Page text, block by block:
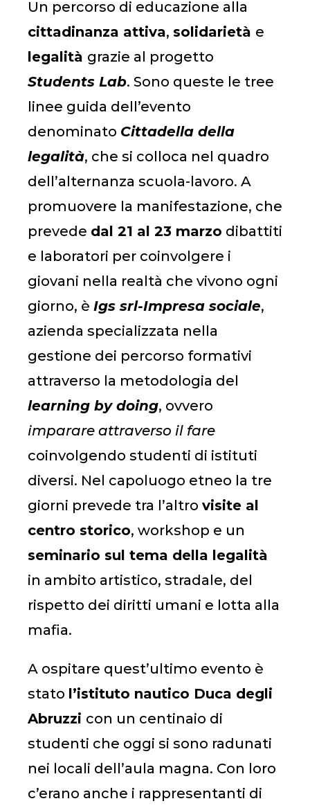
Un percorso di educazione alla
cittadinanza attiva, solidarietà e
legalità grazie al progetto
Students Lab. Sono queste le tree
linee guida dell’evento
denominato Cittadella della
legalità, che si colloca nel quadro
dell’alternanza scuola-lavoro. A
promuovere la manifestazione, che
prevede dal 21 al 23 marzo dibattiti
e laboratori per coinvolgere i
giovani nella realtà che vivono ogni
giorno, è Igs srl-Impresa sociale,
azienda specializzata nella
gestione dei percorso formativi
attraverso la metodologia del
learning by doing, ovvero
imparare attraverso il fare
coinvolgendo studenti di istituti
diversi. Nel capoluogo etneo la tre
giorni prevede tra l’altro visite al
centro storico, workshop e un
seminario sul tema della legalità
in ambito artistico, stradale, del
rispetto dei diritti umani e lotta alla
mafia.
A ospitare quest’ultimo evento è
stato l’istituto nautico Duca degli
Abruzzi con un centinaio di
studenti che oggi si sono radunati
nei locali dell’aula magna. Con loro
c’erano anche i rappresentanti di